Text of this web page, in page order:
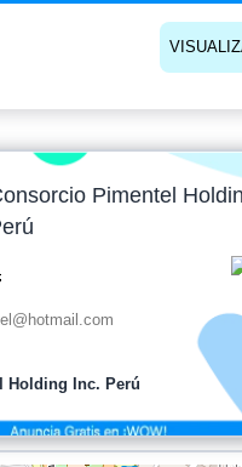
Pimentel
Holding Inc. Perú